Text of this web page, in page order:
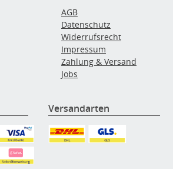
AGB
Datenschutz
Widerrufsrecht
Impressum
Zahlung & Versand
Jobs
Versandarten